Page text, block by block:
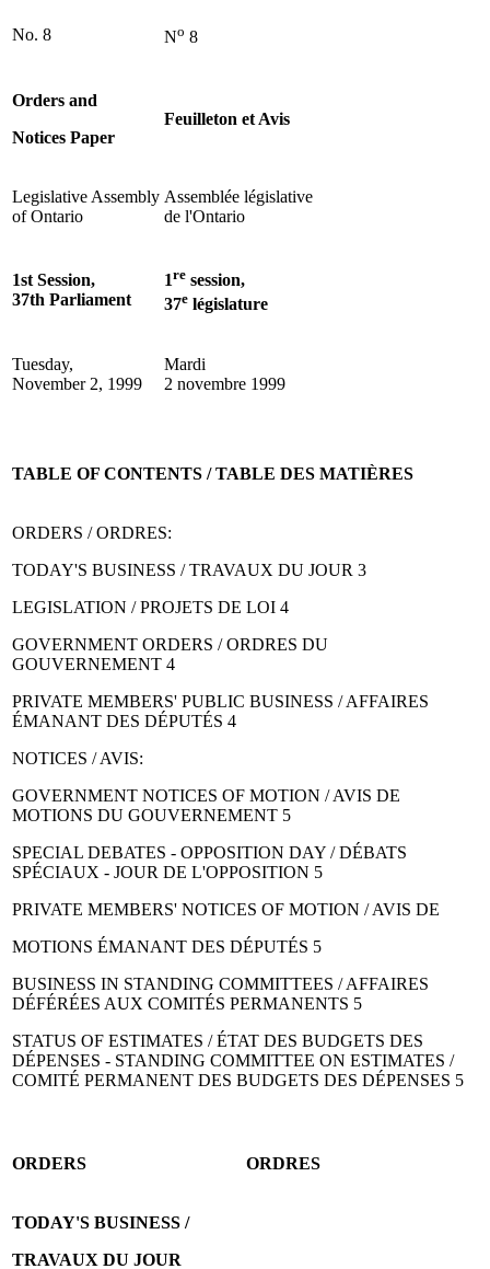
No. 8 No 8
Orders and
Notices Paper
Feuilleton et Avis
Legislative Assembly
of Ontario
Assemblée législative
de l'Ontario
1st Session,
37th Parliament
1re session,
37e législature
Tuesday,
November 2, 1999
Mardi
2 novembre 1999
TABLE OF CONTENTS / TABLE DES MATIÈRES
ORDERS / ORDRES:
TODAY'S BUSINESS / TRAVAUX DU JOUR 3
LEGISLATION / PROJETS DE LOI 4
GOVERNMENT ORDERS / ORDRES DU
GOUVERNEMENT 4
PRIVATE MEMBERS' PUBLIC BUSINESS / AFFAIRES
ÉMANANT DES DÉPUTÉS 4
NOTICES / AVIS:
GOVERNMENT NOTICES OF MOTION / AVIS DE
MOTIONS DU GOUVERNEMENT 5
SPECIAL DEBATES - OPPOSITION DAY / DÉBATS
SPÉCIAUX - JOUR DE L'OPPOSITION 5
PRIVATE MEMBERS' NOTICES OF MOTION / AVIS DE
MOTIONS ÉMANANT DES DÉPUTÉS 5
BUSINESS IN STANDING COMMITTEES / AFFAIRES
DÉFÉRÉES AUX COMITÉS PERMANENTS 5
STATUS OF ESTIMATES / ÉTAT DES BUDGETS DES
DÉPENSES - STANDING COMMITTEE ON ESTIMATES /
COMITÉ PERMANENT DES BUDGETS DES DÉPENSES 5
ORDERS ORDRES
TODAY'S BUSINESS /
TRAVAUX DU JOUR